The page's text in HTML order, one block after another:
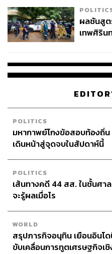
อย่างไรก็ดี ถึงแม้ตลอด 2 ตอน
Dungeonจะไม่ได้วางโครงเ
มากมาย แต่ซีรีส์ก็ทดแทนใน
จำเป็นจะต้องอ่านมังงะมาก่อ
Delicious in
รับชมตัวอย่างได้ที่:
ผลชันสูต
เทพศิริน
POLITICS
มหากาพย์โกงข้อสอบท้องถิ่
เดินหน้าสู่จุดจบในสัปดาห์นี้
POLITICS
เส้นทางคดี 44 สส. ในชั้นศา
จะรู้ผลเมื่อไร
WORLD
สรุปภารกิจอนุทิน เยือนอินโด
ขับเคลื่อนการทูตเศรษฐกิจเ